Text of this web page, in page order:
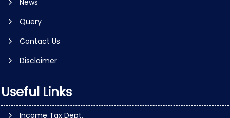
News
Query
Contact Us
Disclaimer
Useful Links
Income Tax Dept.